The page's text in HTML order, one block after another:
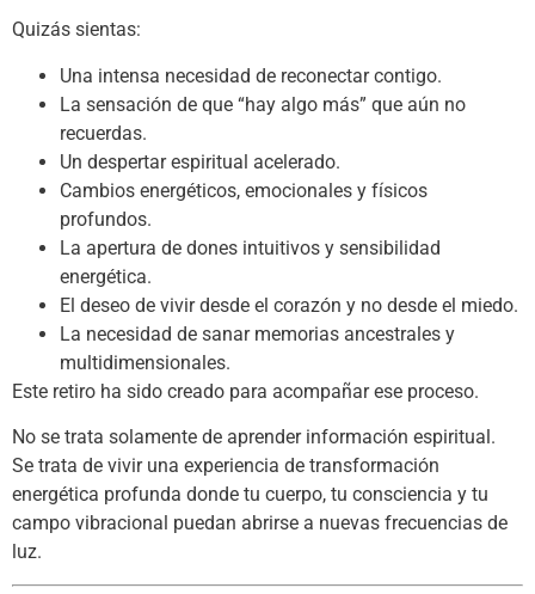
Quizás sientas:
Una intensa necesidad de reconectar contigo.
La sensación de que “hay algo más” que aún no
recuerdas.
Un despertar espiritual acelerado.
Cambios energéticos, emocionales y físicos
profundos.
La apertura de dones intuitivos y sensibilidad
energética.
El deseo de vivir desde el corazón y no desde el miedo.
La necesidad de sanar memorias ancestrales y
multidimensionales.
Este retiro ha sido creado para acompañar ese proceso.
No se trata solamente de aprender información espiritual.
Se trata de vivir una experiencia de transformación
energética profunda donde tu cuerpo, tu consciencia y tu
campo vibracional puedan abrirse a nuevas frecuencias de
luz.